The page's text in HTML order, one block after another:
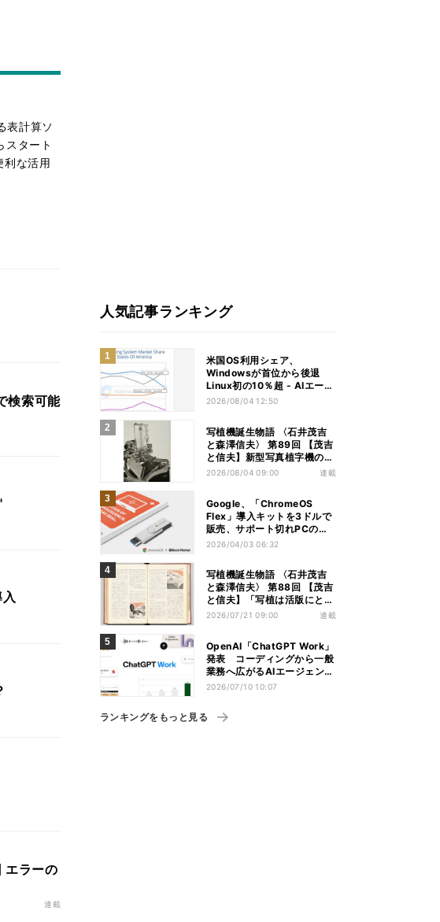
表計算ソ
スタート
利な活用
検索可能
エラーの
連載
人気記事ランキング
米国OS利用シェア、
Windowsが首位から後退
Linux初の10％超 - AIエージ
ェントが影響か
2026/08/04 12:50
写植機誕生物語 〈石井茂吉
と森澤信夫〉 第89回 【茂吉
と信夫】新型写真植字機の構
想
2026/08/04 09:00 連載
Google、「ChromeOS
Flex」導入キットを3ドルで
販売、サポート切れPCの再
活用に
2026/04/03 06:32
写植機誕生物語 〈石井茂吉
と森澤信夫〉 第88回 【茂吉
と信夫】「写植は活版にとっ
てかわるか」
2026/07/21 09:00 連載
OpenAI「ChatGPT Work」
発表 コーディングから一般
業務へ広がるAIエージェント
競争
2026/07/10 10:07
ランキングをもっと見る